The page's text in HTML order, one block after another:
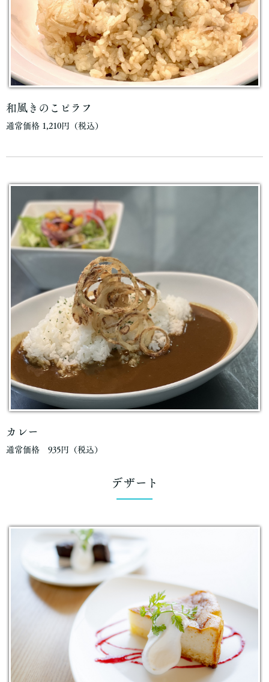
和風きのこピラフ
通常価格 1,210円（税込）
カレー
通常価格 935円（税込）
デザート